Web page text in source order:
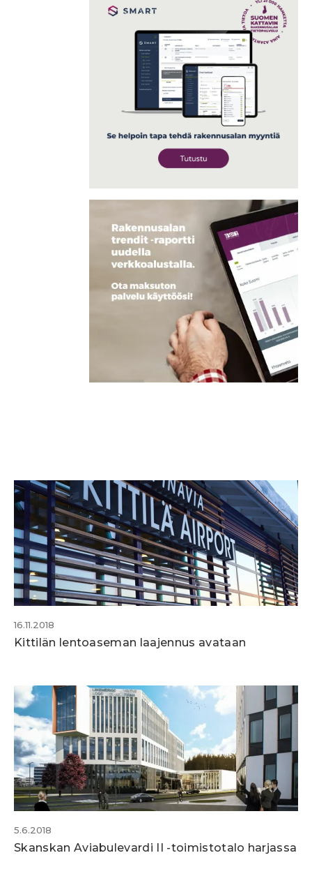
16.11.2018
Kittilän lentoaseman laajennus avataan
5.6.2018
Skanskan Aviabulevardi II -toimistotalo harjassa